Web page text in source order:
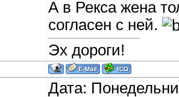
А в Рекса жена
согласен с ней.
Эх дороги!
Дата: